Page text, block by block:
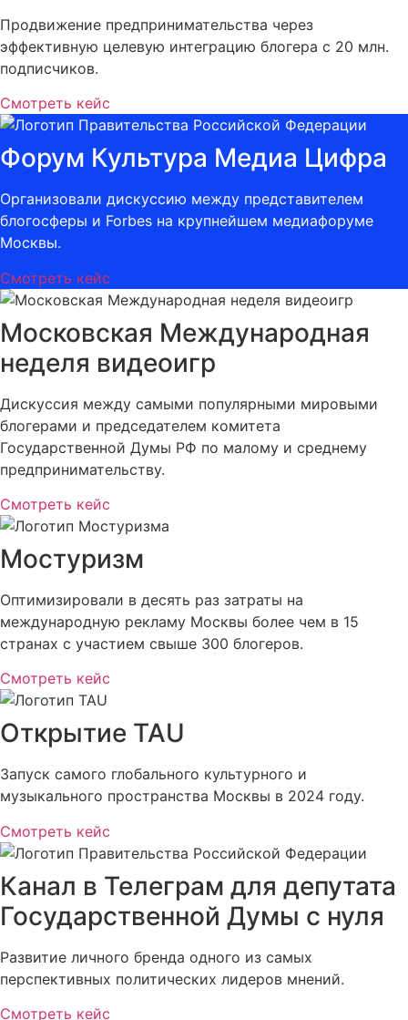
Продвижение предпринимательства через
эффективную целевую интеграцию блогера с 20 млн.
подписчиков.
Смотреть кейс
Форум Культура Медиа Цифра
Организовали дискуссию между представителем
блогосферы и Forbes на крупнейшем медиафоруме
Москвы.
Смотреть кейс
Московская Международная
неделя видеоигр
Дискуссия между самыми популярными мировыми
блогерами и председателем комитета
Государственной Думы РФ по малому и среднему
предпринимательству.
Смотреть кейс
Мостуризм
Оптимизировали в десять раз затраты на
международную рекламу Москвы более чем в 15
странах с участием свыше 300 блогеров.
Смотреть кейс
Открытие TAU
Запуск самого глобального культурного и
музыкального пространства Москвы в 2024 году.
Смотреть кейс
Канал в Телеграм для депутата
Государственной Думы с нуля
Развитие личного бренда одного из самых
перспективных политических лидеров мнений.
Смотреть кейс